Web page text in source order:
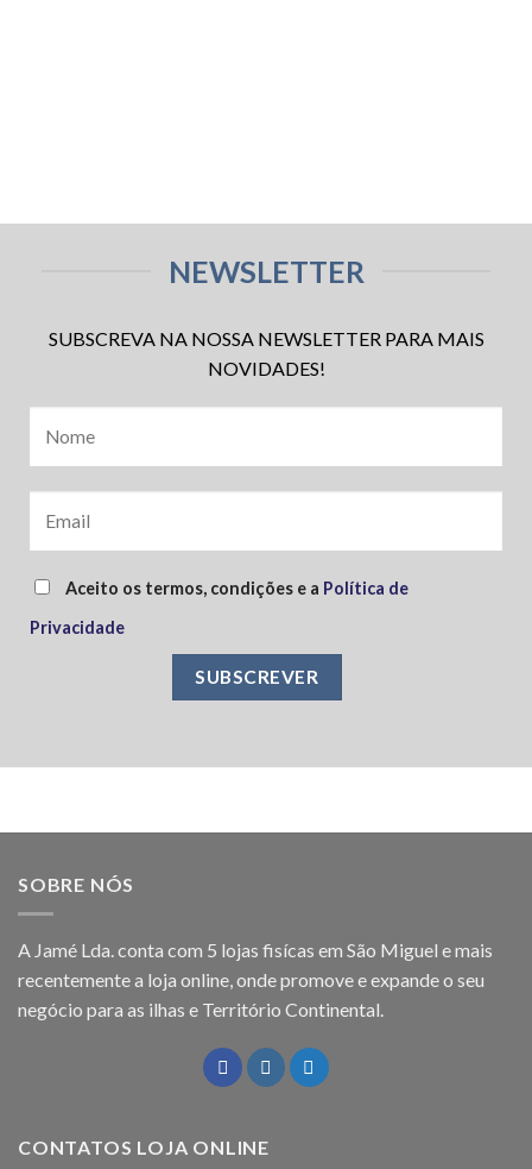
NEWSLETTER
SUBSCREVA NA NOSSA NEWSLETTER PARA MAIS
NOVIDADES!
Aceito os termos, condições e a Política de
Privacidade
SOBRE NÓS
A Jamé Lda. conta com 5 lojas fisícas em São Miguel e mais
recentemente a loja online, onde promove e expande o seu
negócio para as ilhas e Território Continental.
CONTATOS LOJA ONLINE